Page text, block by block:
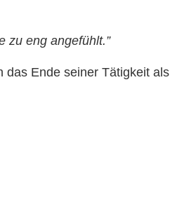
zu eng angefühlt.”
das Ende seiner Tätigkeit als